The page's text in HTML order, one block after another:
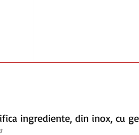
ingrediente, din inox, cu